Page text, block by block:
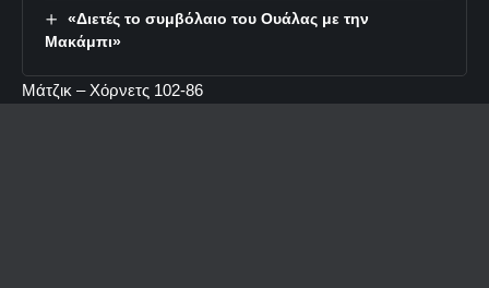
«Διετές το συμβόλαιο του Ουάλας με την
Μακάμπι»
Μάτζικ – Χόρνετς 102-86